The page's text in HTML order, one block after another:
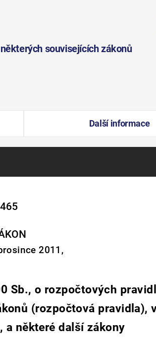
souvisejících zákonů
Další informace
465
2011,
Sb., o rozpočtových
(rozpočtová pravidla),
a některé další zákony